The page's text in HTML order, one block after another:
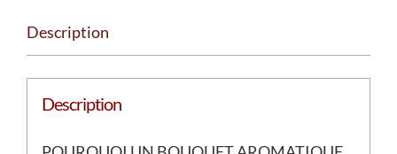
Description
Description